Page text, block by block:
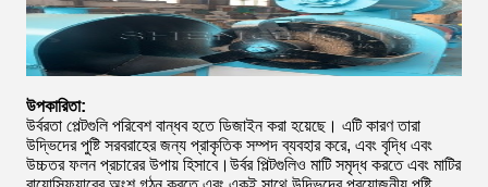
উপকারিতা:
উর্বরতা পেল্টগুলি পরিবেশ বান্ধব হতে ডিজাইন করা হয়েছে। এটি কারণ তারা
উদ্ভিদের পুষ্টি সরবরাহের জন্য প্রাকৃতিক সম্পদ ব্যবহার করে, এবং বৃদ্ধি এবং
উচ্চতর ফলন প্রচারের উপায় হিসাবে।উর্বর পিল্টগুলিও মাটি সমৃদ্ধ করতে এবং মাটির